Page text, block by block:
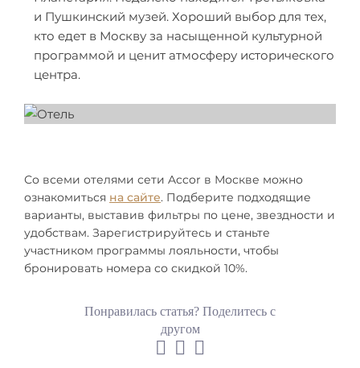
и Пушкинский музей. Хороший выбор для тех,
кто едет в Москву за насыщенной культурной
программой и ценит атмосферу исторического
центра.
Со всеми отелями сети Accor в Москве можно
ознакомиться на сайте. Подберите подходящие
варианты, выставив фильтры по цене, звездности и
удобствам. Зарегистрируйтесь и станьте
участником программы лояльности, чтобы
бронировать номера со скидкой 10%.
Понравилась статья? Поделитесь с
другом